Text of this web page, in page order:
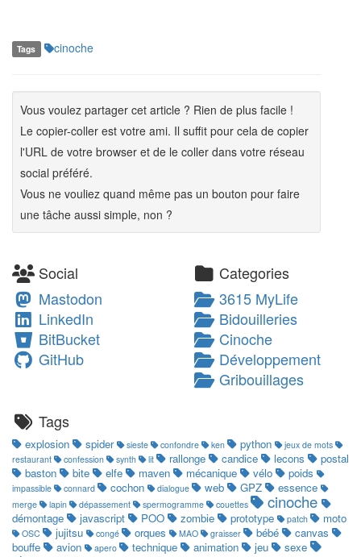
Tags cinoche
Vous voulez partager cet article ? Rien de plus facile !
Le copier-coller est votre ami. Il suffit pour cela de copier
l'URL de votre browser et de le coller dans votre réseau
social préféré.
Vous ne vouliez quand même pas un bouton pour faire
une tâche aussi simple, non ?
Social
Mastodon
LinkedIn
BitBucket
GitHub
Categories
3615 MyLife
Bidouilleries
Cinoche
Développement
Gribouillages
Tags
explosion spider sieste confondre ken python
jeux de mots
restaurant
confession synth lit rallonge candice lecons
postal
baston
bite elfe maven mécanique vélo poids
impassible connard cochon dialogue web GPZ essence
merge lapin dépassement spermogramme couettes cinoche
démontage javascript POO zombie prototype patch moto
OSC jujitsu congé orques MAO graisser bébé
canvas
bouffe
avion apero technique animation jeu sexe